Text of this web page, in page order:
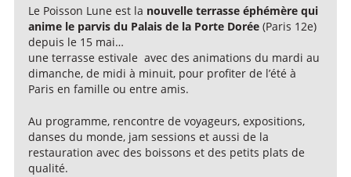
Le Poisson Lune est la nouvelle terrasse éphémère qui
anime le parvis du Palais de la Porte Dorée (Paris 12e)
depuis le 15 mai…
une terrasse estivale avec des animations du mardi au
dimanche, de midi à minuit, pour profiter de l’été à
Paris en famille ou entre amis.
Au programme, rencontre de voyageurs, expositions,
danses du monde, jam sessions et aussi de la
restauration avec des boissons et des petits plats de
qualité.